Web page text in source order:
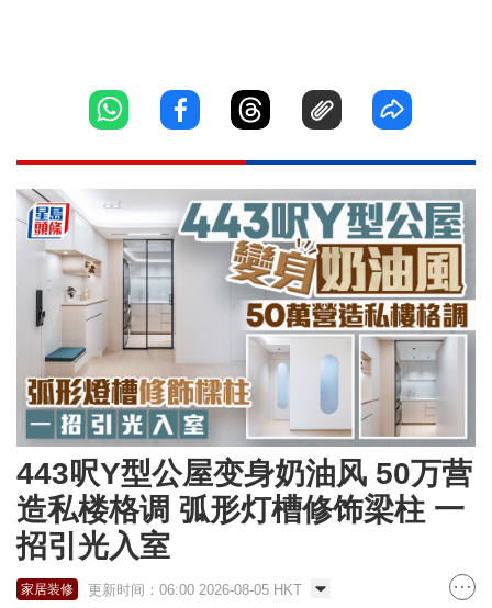
443呎Y型公屋变身奶油风 50万营
造私楼格调 弧形灯槽修饰梁柱 一
招引光入室
家居装修 更新时间：06:00 2026-08-05 HKT